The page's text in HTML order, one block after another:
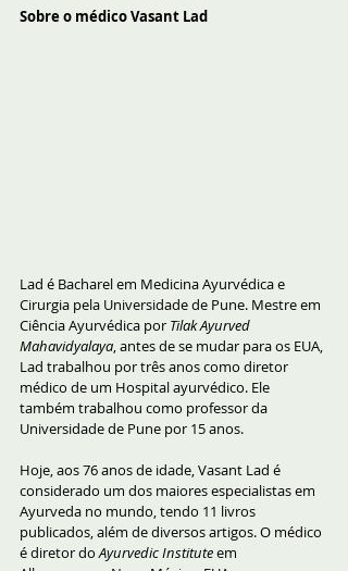
Sobre o médico Vasant Lad
Lad é Bacharel em Medicina Ayurvédica e
Cirurgia pela Universidade de Pune. Mestre em
Ciência Ayurvédica por Tilak Ayurved
Mahavidyalaya, antes de se mudar para os EUA,
Lad trabalhou por três anos como diretor
médico de um Hospital ayurvédico. Ele
também trabalhou como professor da
Universidade de Pune por 15 anos.
Hoje, aos 76 anos de idade, Vasant Lad é
considerado um dos maiores especialistas em
Ayurveda no mundo, tendo 11 livros
publicados, além de diversos artigos. O médico
é diretor do Ayurvedic Institute em